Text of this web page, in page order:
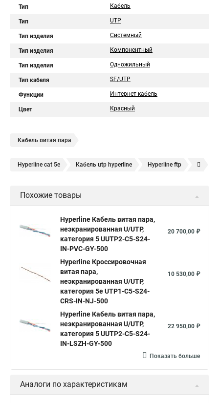
Тип Кабель
Тип UTP
Тип изделия Системный
Тип изделия Компонентный
Тип изделия Одножильный
Тип кабеля SF/UTP
Функции Интернет кабель
Цвет Красный
Кабель витая пара
Hyperline cat 5e Кабель utp hyperline Hyperline ftp
Hyperline cat UTP 5e hyperline
Витая пара уличная hyperline Hyperline 305
Витая пара utp 5e hyperline
Кабель витая пара UTP lszh Кабель витая пара 5e cat
Ftp 4 cat 5e Hyperline SFTP витая пара
Витая пара utp 1 Cat 6 Витой кабель 5 категории
U utp 5e
Витая пара utp Витая пара 24awg
Кабель для интернета от роутера к компьютеру
Hyperline outdoor
Похожие товары
Hyperline Кабель витая пара,
неэкранированная U/UTP,
категория 5 UUTP2-C5-S24-
IN-PVC-GY-500
20 700,00 ₽
Hyperline Кроссировочная
витая пара,
неэкранированная U/UTP,
категория 5e UTP1-C5-S24-
CRS-IN-NJ-500
10 530,00 ₽
Hyperline Кабель витая пара,
неэкранированная U/UTP,
категория 5 UUTP2-C5-S24-
IN-LSZH-GY-500
22 950,00 ₽
Показать больше
Аналоги по характеристикам